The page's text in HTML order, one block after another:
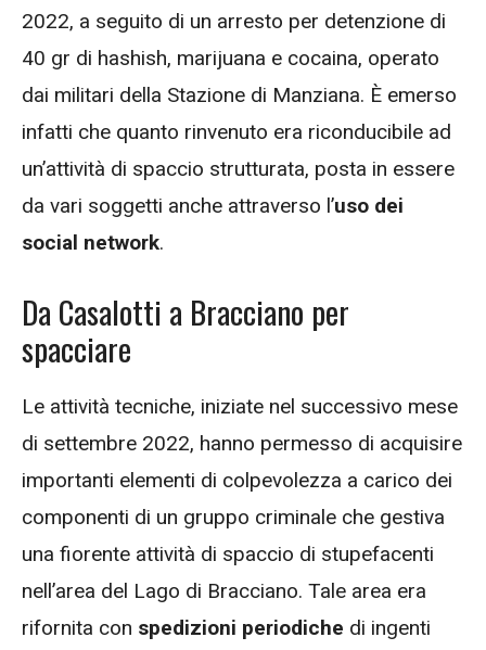
2022, a seguito di un arresto per detenzione di
40 gr di hashish, marijuana e cocaina, operato
dai militari della Stazione di Manziana. È emerso
infatti che quanto rinvenuto era riconducibile ad
un’attività di spaccio strutturata, posta in essere
da vari soggetti anche attraverso l’uso dei
social network.
Da Casalotti a Bracciano per
spacciare
Le attività tecniche, iniziate nel successivo mese
di settembre 2022, hanno permesso di acquisire
importanti elementi di colpevolezza a carico dei
componenti di un gruppo criminale che gestiva
una fiorente attività di spaccio di stupefacenti
nell’area del Lago di Bracciano. Tale area era
rifornita con spedizioni periodiche di ingenti